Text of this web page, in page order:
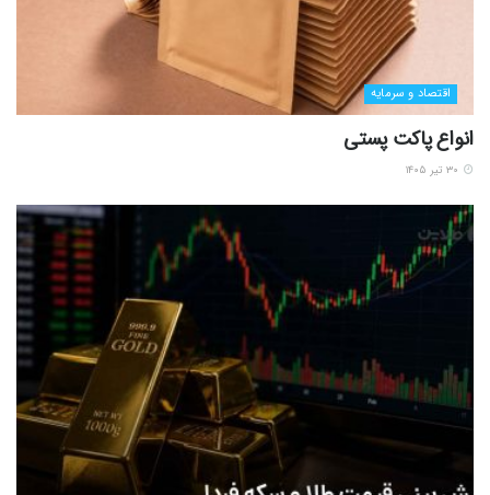
اقتصاد و سرمایه
انواع پاکت پستی